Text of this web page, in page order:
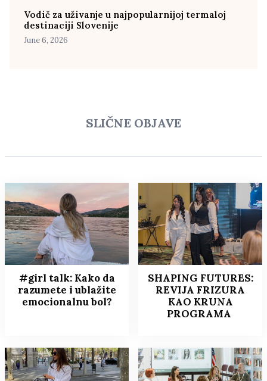
Vodič za uživanje u najpopularnijoj termaloj
destinaciji Slovenije
June 6, 2026
SLIČNE OBJAVE
#girl talk: Kako da
razumete i ublažite
emocionalnu bol?
SHAPING FUTURES:
REVIJA FRIZURA
KAO KRUNA
PROGRAMA